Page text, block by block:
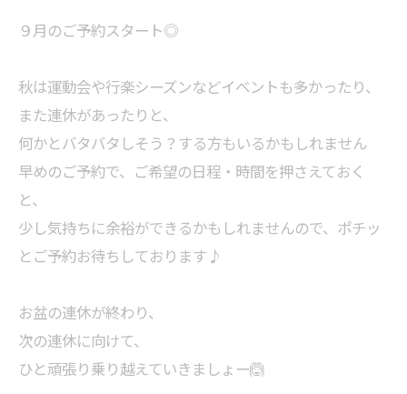
９月のご予約スタート◎
秋は運動会や行楽シーズンなどイベントも多かったり、
また連休があったりと、
何かとバタバタしそう？する方もいるかもしれません
早めのご予約で、ご希望の日程・時間を押さえておく
と、
少し気持ちに余裕ができるかもしれませんので、ポチッ
とご予約お待ちしております♪
お盆の連休が終わり、
次の連休に向けて、
ひと頑張り乗り越えていきましょー🙆